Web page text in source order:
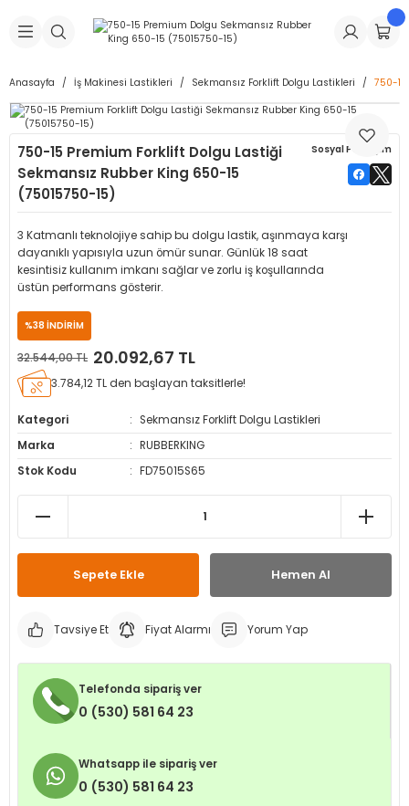
Geri Dön
Makineleri
Geri Dön
Dolgu Lastikleri
Dolgu Lastikleri
Geri Dön
İç Lastikleri
İç Lastikleri
Geri Dön
Geri Dön
& Sibop İlaveleri
Kapağı
Geri Dön
Tüpü
& Spreyler
Geri Dön
Makinesi Yedek Parçaları
Yedek Parçaları
Anasayfa İş Makinesi Lastikleri Sekmansız Forklift Dolgu Lastikleri 750-
750-15 Premium Forklift Dolgu Lastiği
Sekmansız Rubber King 650-15
(75015750-15)
Sosyal Paylaşım
3 Katmanlı teknolojiye sahip bu dolgu lastik, aşınmaya karşı
dayanıklı yapısıyla uzun ömür sunar. Günlük 18 saat
kesintisiz kullanım imkanı sağlar ve zorlu iş koşullarında
üstün performans gösterir.
%38 İNDİRİM
32.544,00 TL 20.092,67 TL
3.784,12 TL den başlayan taksitlerle!
Kategori
Sekmansız Forklift Dolgu Lastikleri
Marka
RUBBERKING
Stok Kodu
FD75015S65
Sepete Ekle Hemen Al
Tavsiye Et Fiyat Alarmı Yorum Yap
Telefonda sipariş ver
0 (530) 581 64 23
Whatsapp ile sipariş ver
0 (530) 581 64 23